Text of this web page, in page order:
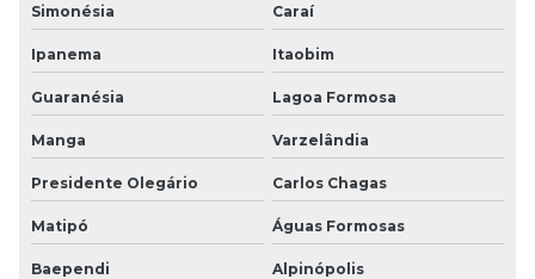
Simonésia Caraí
Ipanema Itaobim
Guaranésia Lagoa Formosa
Manga Varzelândia
Presidente Olegário Carlos Chagas
Matipó Águas Formosas
Baependi Alpinópolis